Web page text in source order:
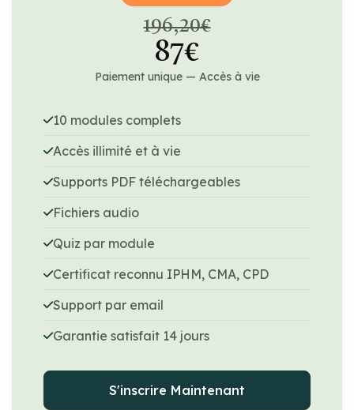
196,20€
87€
Paiement unique — Accès à vie
10 modules complets
Accès illimité et à vie
Supports PDF téléchargeables
Fichiers audio
Quiz par module
Certificat reconnu IPHM, CMA, CPD
Support par email
Garantie satisfait 14 jours
S'inscrire Maintenant